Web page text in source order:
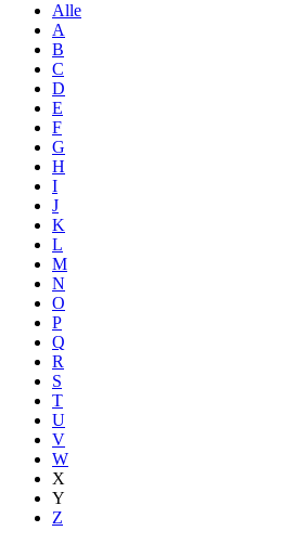
Alle
A
B
C
D
E
F
G
H
I
J
K
L
M
N
O
P
Q
R
S
T
U
V
W
X
Y
Z